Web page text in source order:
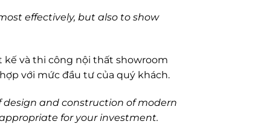
effectively, but also to show
và thi công nội thất showroom
với mức đầu tư của quý khách.
and construction of modern
for your investment.